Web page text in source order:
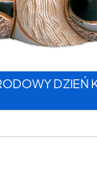
DZIEŃ